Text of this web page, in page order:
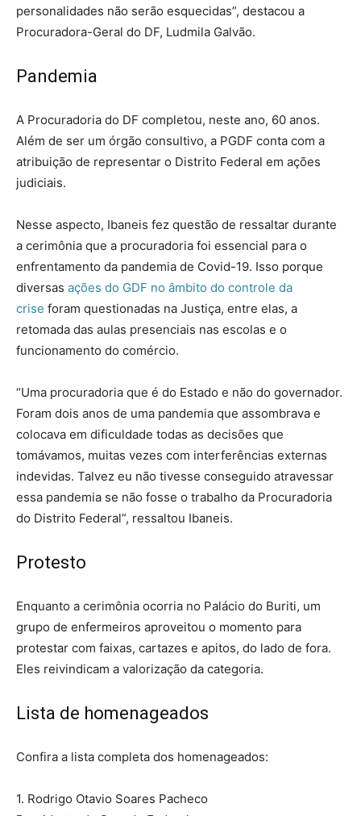
personalidades não serão esquecidas”, destacou a
Procuradora-Geral do DF, Ludmila Galvão.
Pandemia
A Procuradoria do DF completou, neste ano, 60 anos.
Além de ser um órgão consultivo, a PGDF conta com a
atribuição de representar o Distrito Federal em ações
judiciais.
Nesse aspecto, Ibaneis fez questão de ressaltar durante
a cerimônia que a procuradoria foi essencial para o
enfrentamento da pandemia de Covid-19. Isso porque
diversas ações do GDF no âmbito do controle da
crise foram questionadas na Justiça, entre elas, a
retomada das aulas presenciais nas escolas e o
funcionamento do comércio.
“Uma procuradoria que é do Estado e não do governador.
Foram dois anos de uma pandemia que assombrava e
colocava em dificuldade todas as decisões que
tomávamos, muitas vezes com interferências externas
indevidas. Talvez eu não tivesse conseguido atravessar
essa pandemia se não fosse o trabalho da Procuradoria
do Distrito Federal”, ressaltou Ibaneis.
Protesto
Enquanto a cerimônia ocorria no Palácio do Buriti, um
grupo de enfermeiros aproveitou o momento para
protestar com faixas, cartazes e apitos, do lado de fora.
Eles reivindicam a valorização da categoria.
Lista de homenageados
Confira a lista completa dos homenageados:
1. Rodrigo Otavio Soares Pacheco